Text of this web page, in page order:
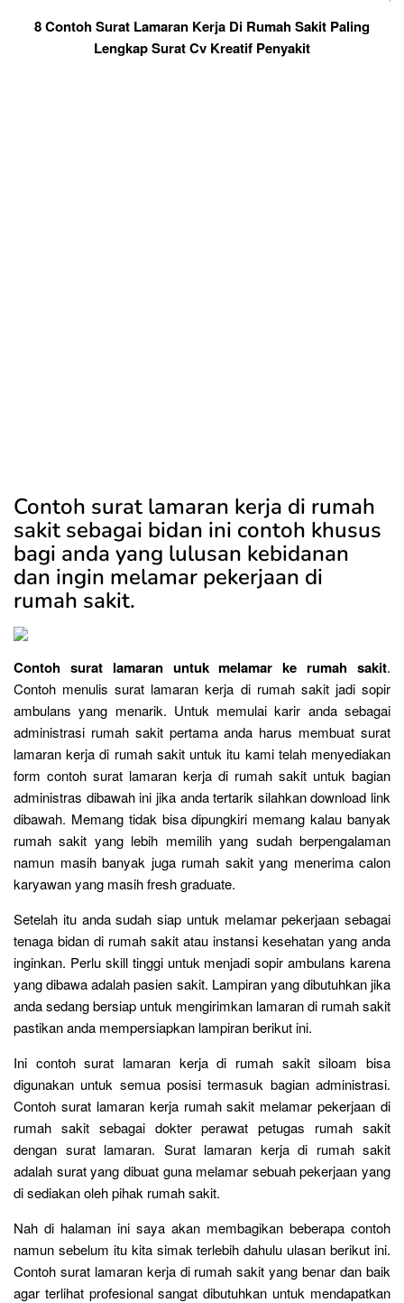
8 Contoh Surat Lamaran Kerja Di Rumah Sakit Paling
Lengkap Surat Cv Kreatif Penyakit
Contoh surat lamaran kerja di rumah
sakit sebagai bidan ini contoh khusus
bagi anda yang lulusan kebidanan
dan ingin melamar pekerjaan di
rumah sakit.
Contoh surat lamaran untuk melamar ke rumah sakit.
Contoh menulis surat lamaran kerja di rumah sakit jadi sopir
ambulans yang menarik. Untuk memulai karir anda sebagai
administrasi rumah sakit pertama anda harus membuat surat
lamaran kerja di rumah sakit untuk itu kami telah menyediakan
form contoh surat lamaran kerja di rumah sakit untuk bagian
administras dibawah ini jika anda tertarik silahkan download link
dibawah. Memang tidak bisa dipungkiri memang kalau banyak
rumah sakit yang lebih memilih yang sudah berpengalaman
namun masih banyak juga rumah sakit yang menerima calon
karyawan yang masih fresh graduate.
Setelah itu anda sudah siap untuk melamar pekerjaan sebagai
tenaga bidan di rumah sakit atau instansi kesehatan yang anda
inginkan. Perlu skill tinggi untuk menjadi sopir ambulans karena
yang dibawa adalah pasien sakit. Lampiran yang dibutuhkan jika
anda sedang bersiap untuk mengirimkan lamaran di rumah sakit
pastikan anda mempersiapkan lampiran berikut ini.
Ini contoh surat lamaran kerja di rumah sakit siloam bisa
digunakan untuk semua posisi termasuk bagian administrasi.
Contoh surat lamaran kerja rumah sakit melamar pekerjaan di
rumah sakit sebagai dokter perawat petugas rumah sakit
dengan surat lamaran. Surat lamaran kerja di rumah sakit
adalah surat yang dibuat guna melamar sebuah pekerjaan yang
di sediakan oleh pihak rumah sakit.
Nah di halaman ini saya akan membagikan beberapa contoh
namun sebelum itu kita simak terlebih dahulu ulasan berikut ini.
Contoh surat lamaran kerja di rumah sakit yang benar dan baik
agar terlihat profesional sangat dibutuhkan untuk mendapatkan